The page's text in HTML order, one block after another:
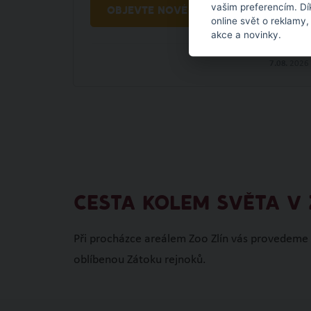
OBJEVTE NOVÉ VĚCI
CESTA KOLEM SVĚTA V
Při procházce areálem Zoo Zlín vás
oblíbenou Zátoku rejnoků.
vašim preferencím.
online svět o
akce a novinky.